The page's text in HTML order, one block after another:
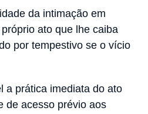
da intimação em
ato que lhe caiba
por tempestivo se o vício
a prática imediata do ato
de acesso prévio aos